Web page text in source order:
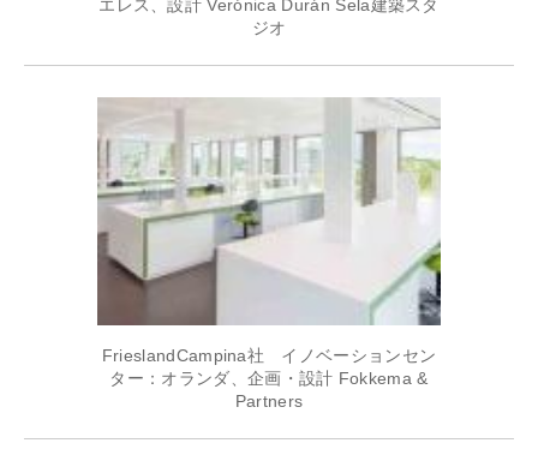
エレス、設計 Verónica Durán Sela建築スタ
ジオ
FrieslandCampina社 イノベーションセン
ター：オランダ、企画・設計 Fokkema &
Partners